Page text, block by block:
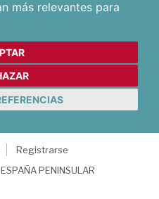
más relevantes para
Registrarse
ESPAÑA PENINSULAR